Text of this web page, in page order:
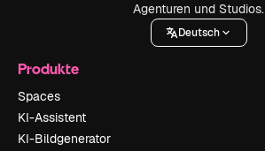
Agenturen und Studios.
Deutsch
Produkte
Spaces
KI-Assistent
KI-Bildgenerator